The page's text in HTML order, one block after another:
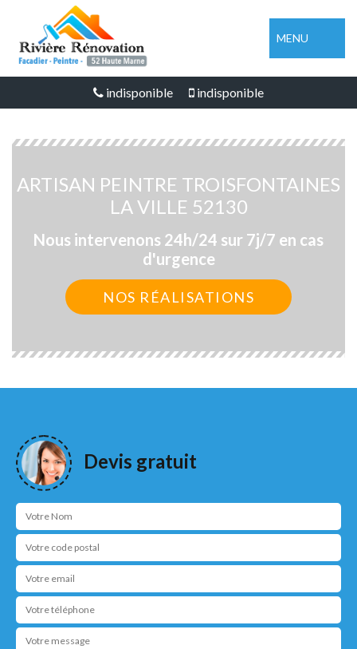
MENU
indisponible indisponible
ARTISAN PEINTRE TROISFONTAINES
LA VILLE 52130
Nous intervenons 24h/24 sur 7j/7 en cas
d'urgence
NOS RÉALISATIONS
Devis gratuit